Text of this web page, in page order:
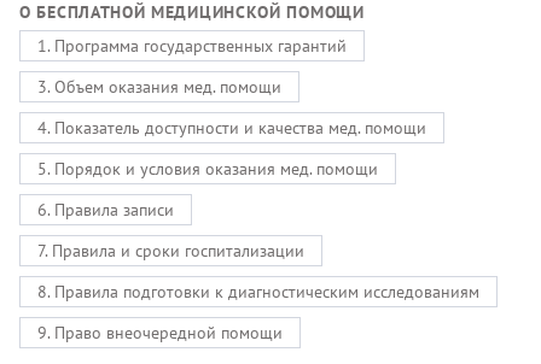
О БЕСПЛАТНОЙ МЕДИЦИНСКОЙ ПОМОЩИ
1. Программа государственных гарантий
3. Объем оказания мед. помощи
4. Показатель доступности и качества мед. помощи
5. Порядок и условия оказания мед. помощи
6. Правила записи
7. Правила и сроки госпитализации
8. Правила подготовки к диагностическим исследованиям
9. Право внеочередной помощи